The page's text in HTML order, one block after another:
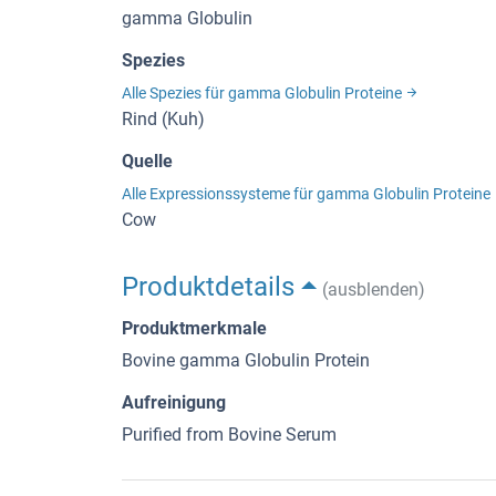
gamma Globulin
Spezies
Alle Spezies für gamma Globulin Proteine
Rind (Kuh)
Quelle
Alle Expressionssysteme für gamma Globulin Proteine
Cow
Produktdetails
(ausblenden)
Produktmerkmale
Bovine gamma Globulin Protein
Aufreinigung
Purified from Bovine Serum